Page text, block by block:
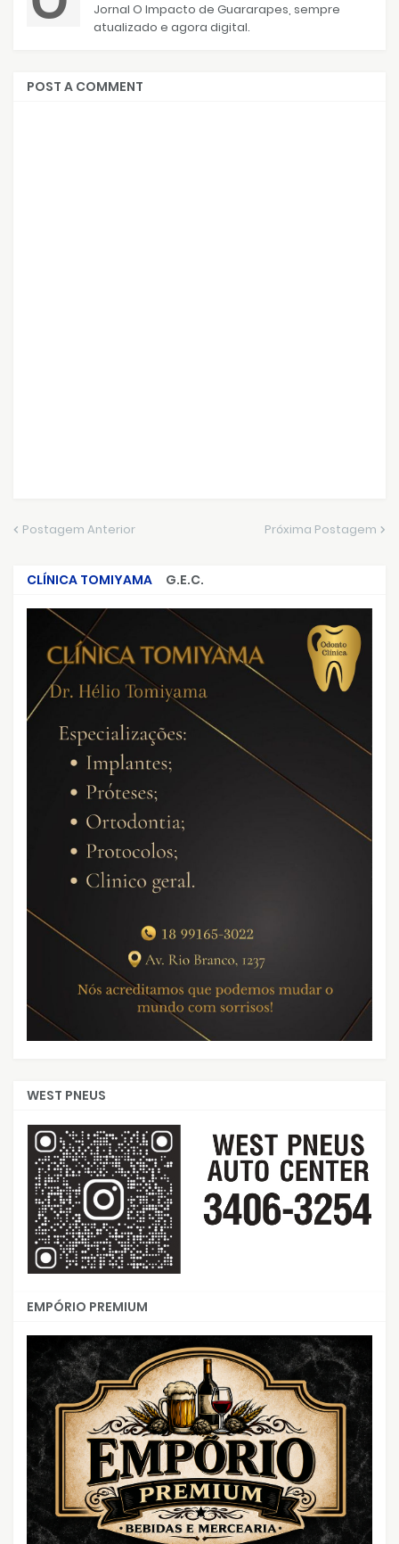
Jornal O Impacto de Guararapes, sempre
atualizado e agora digital.
POST A COMMENT
Postagem Anterior Próxima Postagem
CLÍNICA TOMIYAMA
G.E.C.
CRIMES QUE ABALARAM O BRASIL
WEST PNEUS
EMPÓRIO PREMIUM